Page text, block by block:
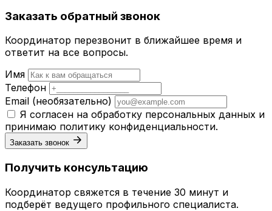
Заказать обратный звонок
Координатор перезвонит в ближайшее время и
ответит на все вопросы.
Имя
Телефон
Email (необязательно)
Я согласен на обработку персональных данных и
принимаю политику конфиденциальности.
Заказать звонок
Получить консультацию
Координатор свяжется в течение 30 минут и
подберёт ведущего профильного специалиста.